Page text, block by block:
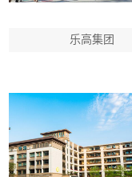
乐高集团